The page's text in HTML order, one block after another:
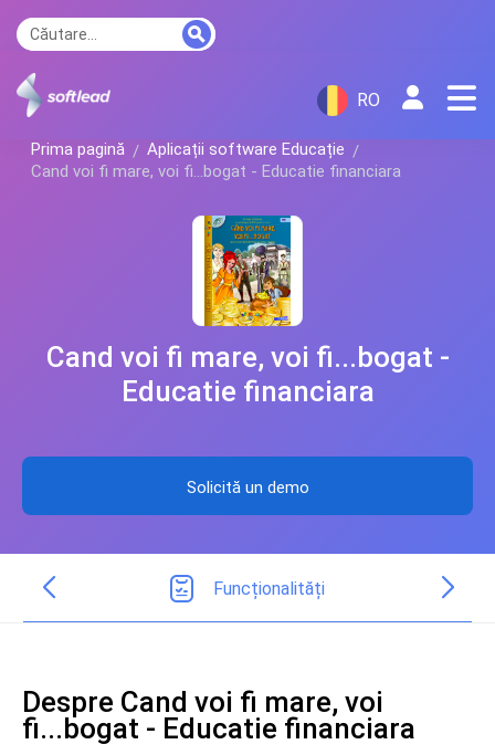
RO
Prima pagină
Aplicații software Educație
Cand voi fi mare, voi fi...bogat - Educatie financiara
Cand voi fi mare, voi fi...bogat -
Educatie financiara
Solicită un demo
Funcționalități
Despre Cand voi fi mare, voi
fi...bogat - Educatie financiara